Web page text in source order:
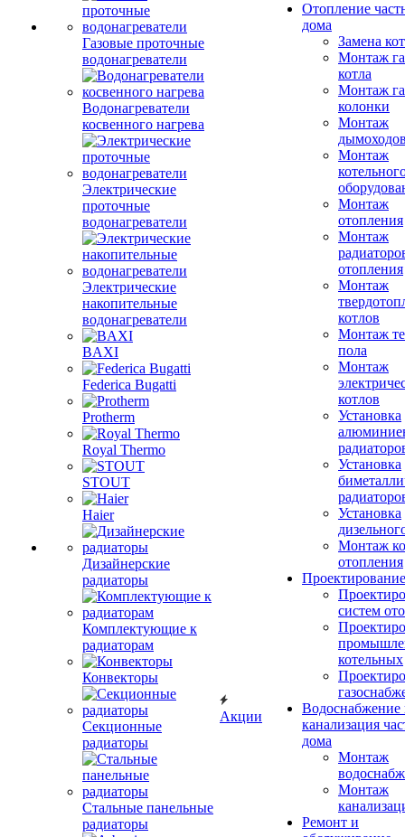
Газовые проточные
водонагреватели
Водонагреватели
косвенного нагрева
Электрические
проточные
водонагреватели
Электрические
накопительные
водонагреватели
BAXI
Federica Bugatti
Protherm
Royal Thermo
STOUT
Haier
Дизайнерские
радиаторы
Комплектующие к
радиаторам
Конвекторы
Секционные
радиаторы
Стальные панельные
радиаторы
Акции
Отопление
дома
Замена
Монтаж
котла
Монтаж
колонки
Монтаж
Монтаж
Монтаж
отопления
Монтаж
отопления
Монтаж
котлов
Монтаж
пола
Монтаж
котлов
Установка
Установка
Установка
Монтаж
отопления
Проектирование
систем
котельных
Водоснабжение
канализация
дома
Монтаж
Монтаж
Ремонт и